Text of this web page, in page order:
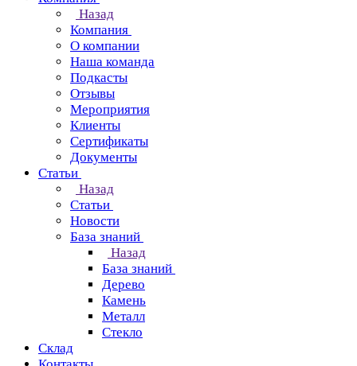
Назад
Компания
О компании
Наша команда
Подкасты
Отзывы
Мероприятия
Клиенты
Сертификаты
Документы
Статьи
Назад
Статьи
Новости
База знаний
Назад
База знаний
Дерево
Камень
Металл
Стекло
Склад